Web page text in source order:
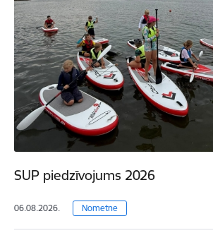
SUP piedzīvojums 2026
06.08.2026. Nometne